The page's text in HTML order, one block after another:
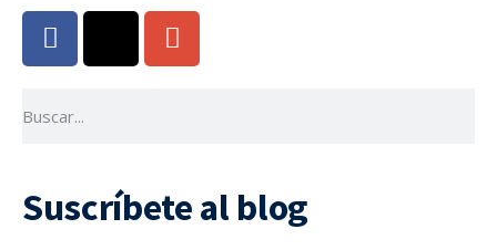
Suscríbete al blog